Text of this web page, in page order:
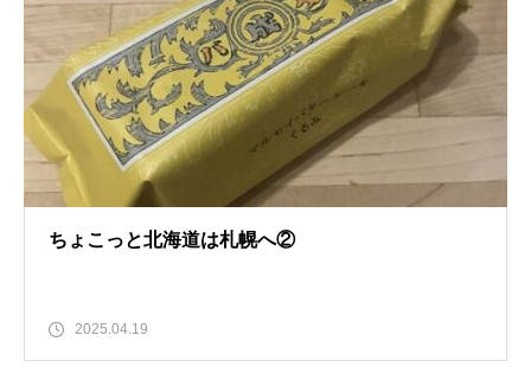
ちょこっと北海道は札幌へ②
2025.04.19